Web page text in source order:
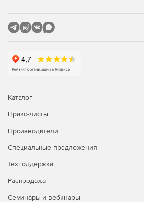
Графический WSDL-редактор
Поддержка встроенных схем XML в
(Enterprise).
Enterprise).
Enterprise).
Поддержка цифровых XML-подписей
Мгновенное создание диаграмм
Каталог
Прайс-листы
Производители
Специальные предложения
Техподдержка
Распродажа
Семинары и вебинары